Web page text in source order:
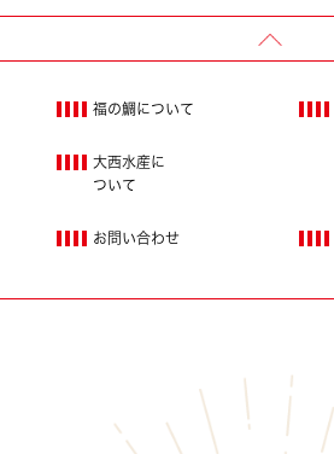
福の鯛について
大西水産に
ついて
お問い合わせ